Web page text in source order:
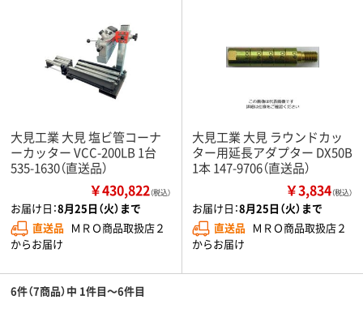
大見工業 大見 塩ビ管コーナ
ーカッター VCC-200LB 1台
535-1630（直送品）
￥430,822（税込）
お届け日：8月25日（火）まで
直送品 ＭＲＯ商品取扱店２
からお届け
大見工業 大見 ラウンドカッ
ター用延長アダプター DX50B
1本 147-9706（直送品）
￥3,834（税込）
お届け日：8月25日（火）まで
直送品 ＭＲＯ商品取扱店２
からお届け
6件（7商品）中 1件目～6件目